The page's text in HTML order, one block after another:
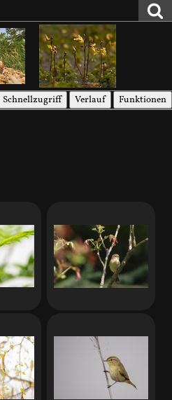
Schnellzugriff Verlauf Funktionen